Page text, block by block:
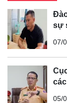
sự
07/
05/